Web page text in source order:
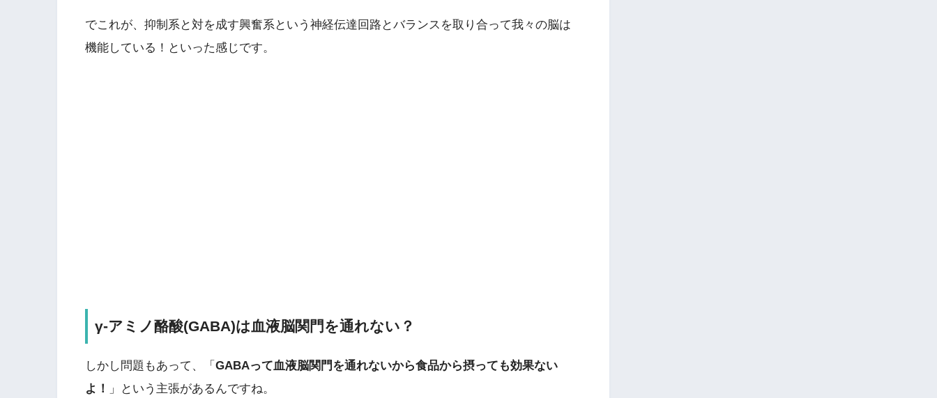
でこれが、抑制系と対を成す興奮系という神経伝達回路とバランスを取り合って我々の脳は
機能している！といった感じです。
γ-アミノ酪酸(GABA)は血液脳関門を通れない？
しかし問題もあって、「 GABAって血液脳関門を通れないから食品から摂っても効果ない
よ！
」という主張があるんですね。